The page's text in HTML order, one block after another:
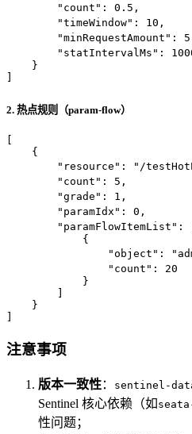
"count" : 0.5 ,
"timeWindow" : 10 ,
"minRequestAmount" : 5
"statIntervalMs" :
}
2. 热点规则（param-flow）
[
{
"resource" : "/
"count" : 5 ,
"grade" : 1 ,
"paramIdx" : 0 ,
"paramFlowItemList" :
{
"object" :
"count" : 20
}
]
}
]
注意事项
版本一致性： sentinel-
Sentinel 核心依赖（如
性问题；